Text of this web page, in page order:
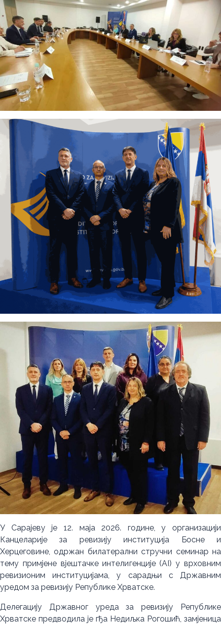
У Сарајеву је 12. маја 2026. године, у организацији
Канцеларије за ревизију институција Босне и
Херцеговине, одржан билатерални стручни семинар на
тему примјене вјештачке интелигенције (AI) у врховним
ревизионим институцијама, у сарадњи с Државним
уредом за ревизију Републике Хрватске.
Делегацију Државног уреда за ревизију Републике
Хрватске предводила је гђа Недиљка Рогошић, замјеница